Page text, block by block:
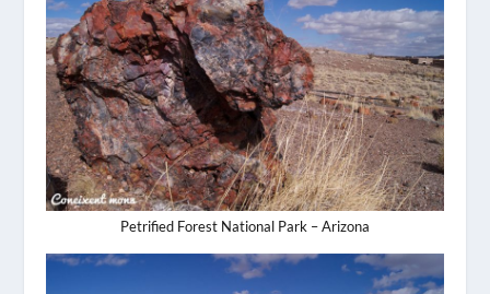
Petrified Forest National Park – Arizona